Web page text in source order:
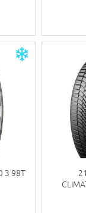
3 98T